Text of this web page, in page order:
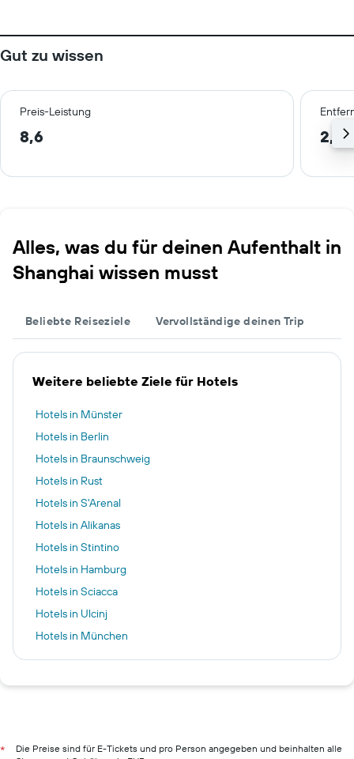
Gut zu wissen
Preis-Leistung
8,6 2,6
Alles, was du für deinen Aufenthalt in
Shanghai wissen musst
Beliebte Reiseziele Vervollständige deinen Trip
Weitere beliebte Ziele für Hotels
Hotels in Münster
Hotels in Berlin
Hotels in Braunschweig
Hotels in Rust
Hotels in S'Arenal
Hotels in Alikanas
Hotels in Stintino
Hotels in Hamburg
Hotels in Sciacca
Hotels in Ulcinj
Hotels in München
Hotels in Khao Lak
Hotels in Warnemünde
*
Die Preise sind für E-Tickets und pro Person angegeben und beinhalten alle